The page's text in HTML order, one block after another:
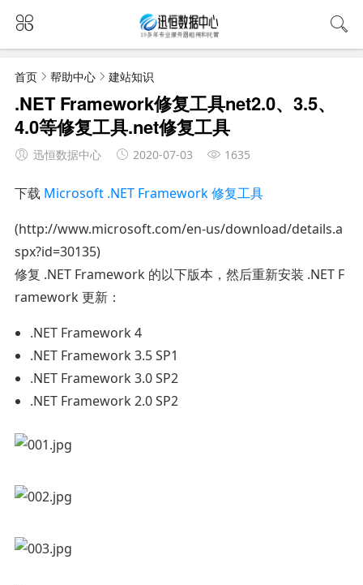
首页 帮助中心 建站知识
.NET Framework修复工具net2.0、3.5、
4.0等修复工具.net修复工具
迅恒数据中心 2020-07-03 1635
下载 Microsoft .NET Framework 修复工具
(http://www.microsoft.com/en-us/download/details.a
spx?id=30135)
修复 .NET Framework 的以下版本，然后重新安装 .NET F
ramework 更新：
.NET Framework 4
.NET Framework 3.5 SP1
.NET Framework 3.0 SP2
.NET Framework 2.0 SP2